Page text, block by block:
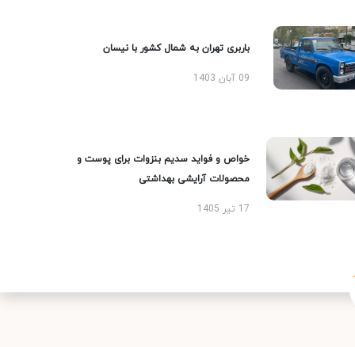
باربری تهران به شمال کشور با نیسان
09 آبان 1403
خواص و فواید سدیم بنزوات برای پوست و
محصولات آرایشی بهداشتی
17 تیر 1405